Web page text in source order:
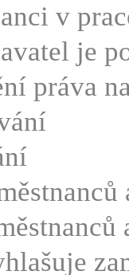
v
je
práva